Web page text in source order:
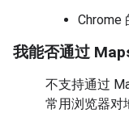
Chrome
我能否通过
不支持通过
常用浏览器对